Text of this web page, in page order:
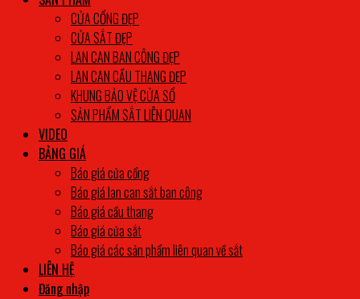
CỬA CỔNG ĐẸP
CỬA SẮT ĐẸP
LAN CAN BAN CÔNG ĐẸP
LAN CAN CẦU THANG ĐẸP
KHUNG BẢO VỆ CỬA SỔ
SẢN PHẨM SẮT LIÊN QUAN
VIDEO
BẢNG GIÁ
Báo giá cửa cổng
Báo giá lan can sắt ban công
Báo giá cầu thang
Báo giá cửa sắt
Báo giá các sản phẩm liên quan về sắt
LIÊN HỆ
Đăng nhập